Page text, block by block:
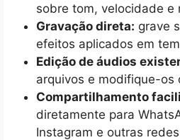
sobre tom, velocidade e
Gravação direta: grave
efeitos aplicados em
Edição de áudios
arquivos e modifique-os
Compartilhamento
diretamente para
Instagram e outras redes